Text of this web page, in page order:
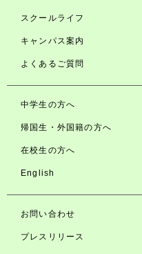
スクールライフ
キャンパス案内
よくあるご質問
中学生の方へ
帰国生・外国籍の方へ
在校生の方へ
English
お問い合わせ
プレスリリース